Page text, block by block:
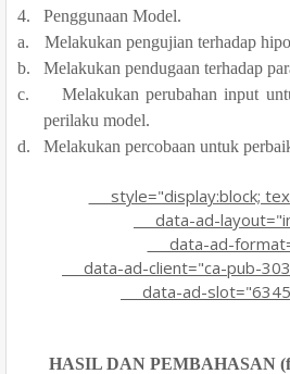
4.
Penggunaan Model.
a.
Melakukan pengujian terhadap
b.
Melakukan pendugaan terhadap
c.
Melakukan perubahan input
perilaku model.
d.
Melakukan percobaan untuk
style="display:block;
data-ad-
data-ad-
data-ad-client="ca-pub-
data-ad-
HASIL DAN PEMBAHASAN